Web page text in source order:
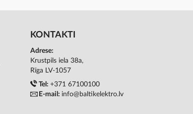
KONTAKTI
Adrese:
Krustpils iela 38a,
Rīga LV-1057
Tel: +371 67100100
E-mail: info@baltikelektro.lv